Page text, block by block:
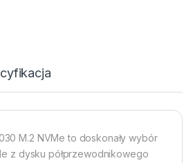
CS1030 quantity
M.2 NVMe to doskonały wybór
z dysku półprzewodnikowego